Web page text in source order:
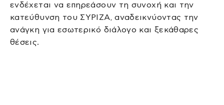
ενδέχεται να επηρεάσουν τη συνοχή και την
κατεύθυνση του ΣΥΡΙΖΑ, αναδεικνύοντας την
ανάγκη για εσωτερικό διάλογο και ξεκάθαρες
θέσεις.